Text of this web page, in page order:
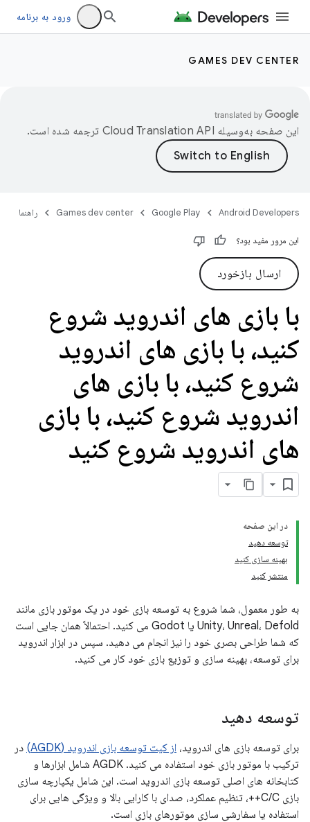
ورود به برنامه
GAMES DEV CENTER
این صفحه به‌وسیله ترجمه شده است.
Android Developers
Google Play
Games dev center راهنما
این مرور مفید بود؟
ارسال بازخورد
با بازی های اندروید شروع
کنید، با بازی های اندروید
شروع کنید، با بازی های
اندروید شروع کنید، با بازی
های اندروید شروع کنید
در این صفحه
توسعه دهید
بهینه سازی کنید
منتشر کنید
به طور معمول، شما شروع به توسعه بازی خود در یک موتور بازی مانند
Unity، Unreal، Defold یا Godot می کنید. احتمالاً همان جایی است
که شما طراحی بصری خود را نیز انجام می دهید. سپس در ابزار اندروید
برای توسعه، بهینه سازی و توزیع بازی خود کار می کنید.
توسعه دهید
برای توسعه بازی های اندروید، از کیت توسعه بازی اندروید (AGDK)
در
ترکیب با موتور بازی خود استفاده می کنید. AGDK شامل ابزارها و
کتابخانه های اصلی توسعه بازی اندروید است. این شامل یکپارچه سازی
بازی C/C++، تنظیم عملکرد، صدای با کارایی بالا و ویژگی هایی برای
استفاده یا سفارشی سازی موتورهای بازی است.